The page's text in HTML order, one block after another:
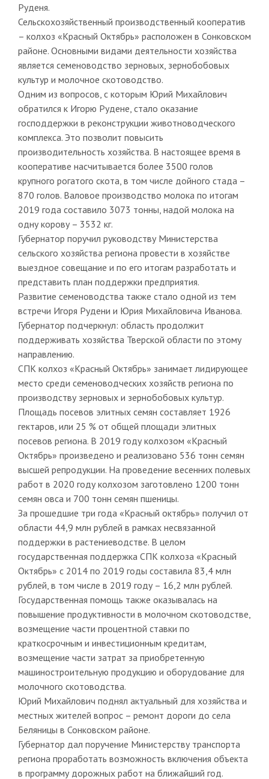
Руденя.
Сельскохозяйственный производственный кооператив
– колхоз «Красный Октябрь» расположен в Сонковском
районе. Основными видами деятельности хозяйства
является семеноводство зерновых, зернобобовых
культур и молочное скотоводство.
Одним из вопросов, с которым Юрий Михайлович
обратился к Игорю Рудене, стало оказание
господдержки в реконструкции животноводческого
комплекса. Это позволит повысить
производительность хозяйства. В настоящее время в
кооперативе насчитывается более 3500 голов
крупного рогатого скота, в том числе дойного стада –
870 голов. Валовое производство молока по итогам
2019 года составило 3073 тонны, надой молока на
одну корову – 3532 кг.
Губернатор поручил руководству Министерства
сельского хозяйства региона провести в хозяйстве
выездное совещание и по его итогам разработать и
представить план поддержки предприятия.
Развитие семеноводства также стало одной из тем
встречи Игоря Рудени и Юрия Михайловича Иванова.
Губернатор подчеркнул: область продолжит
поддерживать хозяйства Тверской области по этому
направлению.
СПК колхоз «Красный Октябрь» занимает лидирующее
место среди семеноводческих хозяйств региона по
производству зерновых и зернобобовых культур.
Площадь посевов элитных семян составляет 1926
гектаров, или 25 % от общей площади элитных
посевов региона. В 2019 году колхозом «Красный
Октябрь» произведено и реализовано 536 тонн семян
высшей репродукции. На проведение весенних полевых
работ в 2020 году колхозом заготовлено 1200 тонн
семян овса и 700 тонн семян пшеницы.
За прошедшие три года «Красный октябрь» получил от
области 44,9 млн рублей в рамках несвязанной
поддержки в растениеводстве. В целом
государственная поддержка СПК колхоза «Красный
Октябрь» с 2014 по 2019 годы составила 83,4 млн
рублей, в том числе в 2019 году – 16,2 млн рублей.
Государственная помощь также оказывалась на
повышение продуктивности в молочном скотоводстве,
возмещение части процентной ставки по
краткосрочным и инвестиционным кредитам,
возмещение части затрат за приобретенную
машиностроительную продукцию и оборудование для
молочного скотоводства.
Юрий Михайлович поднял актуальный для хозяйства и
местных жителей вопрос – ремонт дороги до села
Беляницы в Сонковском районе.
Губернатор дал поручение Министерству транспорта
региона проработать возможность включения объекта
в программу дорожных работ на ближайший год.